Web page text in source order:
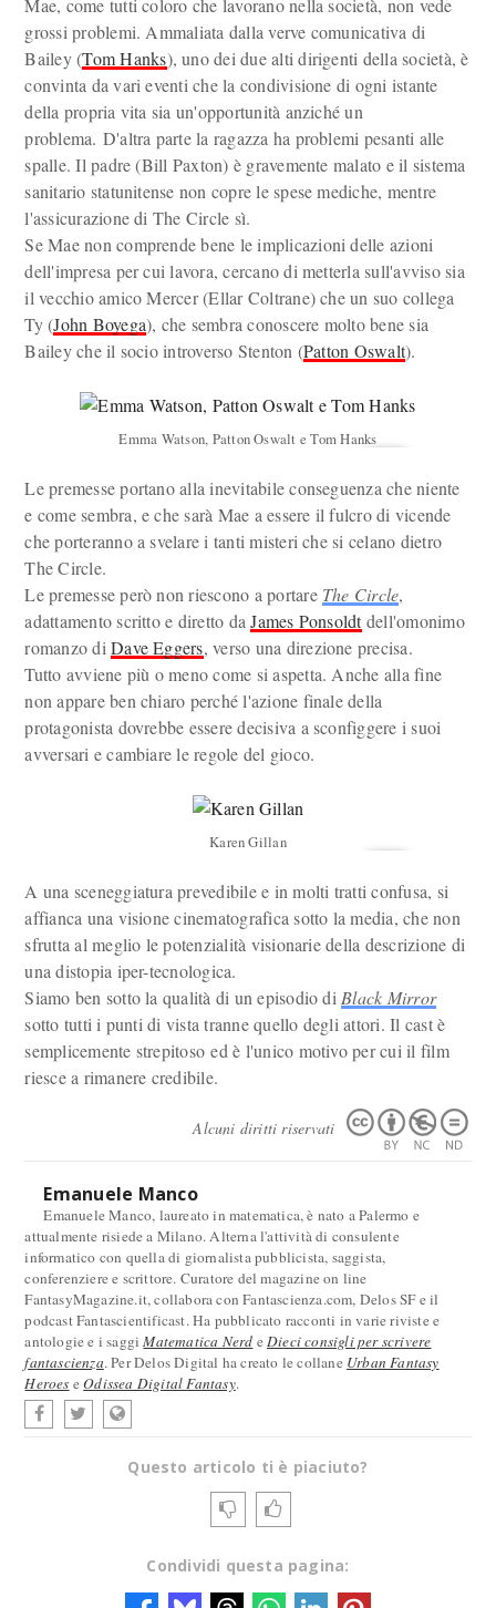
Mae, come tutti coloro che lavorano nella società, non vede
grossi problemi. Ammaliata dalla verve comunicativa di
Bailey (Tom Hanks), uno dei due alti dirigenti della società, è
convinta da vari eventi che la condivisione di ogni istante
della propria vita sia un'opportunità anziché un
problema. D'altra parte la ragazza ha problemi pesanti alle
spalle. Il padre (Bill Paxton) è gravemente malato e il sistema
sanitario statunitense non copre le spese mediche, mentre
l'assicurazione di The Circle sì.
Se Mae non comprende bene le implicazioni delle azioni
dell'impresa per cui lavora, cercano di metterla sull'avviso sia
il vecchio amico Mercer (Ellar Coltrane) che un suo collega
Ty (John Boyega), che sembra conoscere molto bene sia
Bailey che il socio introverso Stenton (Patton Oswalt).
Emma Watson, Patton Oswalt e Tom Hanks
Le premesse portano alla inevitabile conseguenza che niente
e come sembra, e che sarà Mae a essere il fulcro di vicende
che porteranno a svelare i tanti misteri che si celano dietro
The Circle.
Le premesse però non riescono a portare The Circle,
adattamento scritto e diretto daJames Ponsoldtdell'omonimo
romanzo diDave Eggers, verso una direzione precisa.
Tutto avviene più o meno come si aspetta. Anche alla fine
non appare ben chiaro perché l'azione finale della
protagonista dovrebbe essere decisiva a sconfiggere i suoi
avversari e cambiare le regole del gioco.
Karen Gillan
A una sceneggiatura prevedibile e in molti tratti confusa, si
affianca una visione cinematografica sotto la media, che non
sfrutta al meglio le potenzialità visionarie della descrizione di
una distopia iper-tecnologica.
Siamo ben sotto la qualità di un episodio di Black Mirror
sotto tutti i punti di vista tranne quello degli attori. Il cast è
semplicemente strepitoso ed è l'unico motivo per cui il film
riesce a rimanere credibile.
Alcuni diritti riservati
Emanuele Manco
Emanuele Manco, laureato in matematica, è nato a Palermo e
attualmente risiede a Milano. Alterna l'attività di consulente
informatico con quella di giornalista pubblicista, saggista,
conferenziere e scrittore. Curatore del magazine on line
FantasyMagazine.it, collabora con Fantascienza.com, Delos SF e il
podcast Fantascientificast. Ha pubblicato racconti in varie riviste e
antologie e i saggiMatematica Nerd eDieci consigli per scrivere
fantascienza. Per Delos Digital ha creato le collane Urban Fantasy
Heroes eOdissea Digital Fantasy.
Questo articolo ti è piaciuto?
Condividi questa pagina: